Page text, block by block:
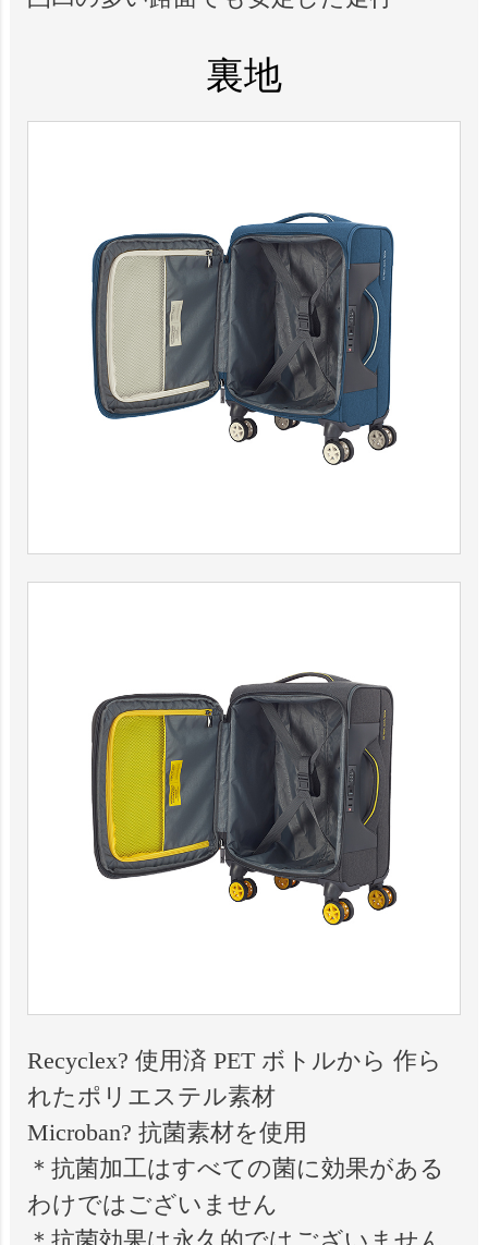
裏地
Recyclex? 使用済 PET ボトルから 作ら
れたポリエステル素材
Microban? 抗菌素材を使用
＊抗菌加工はすべての菌に効果がある
わけではございません